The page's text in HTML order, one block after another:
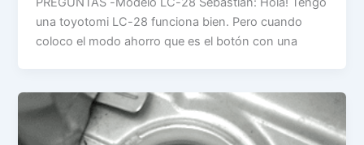
una toyotomi LC-28 funciona bien. Pero cuando
coloco el modo ahorro que es el botón con una